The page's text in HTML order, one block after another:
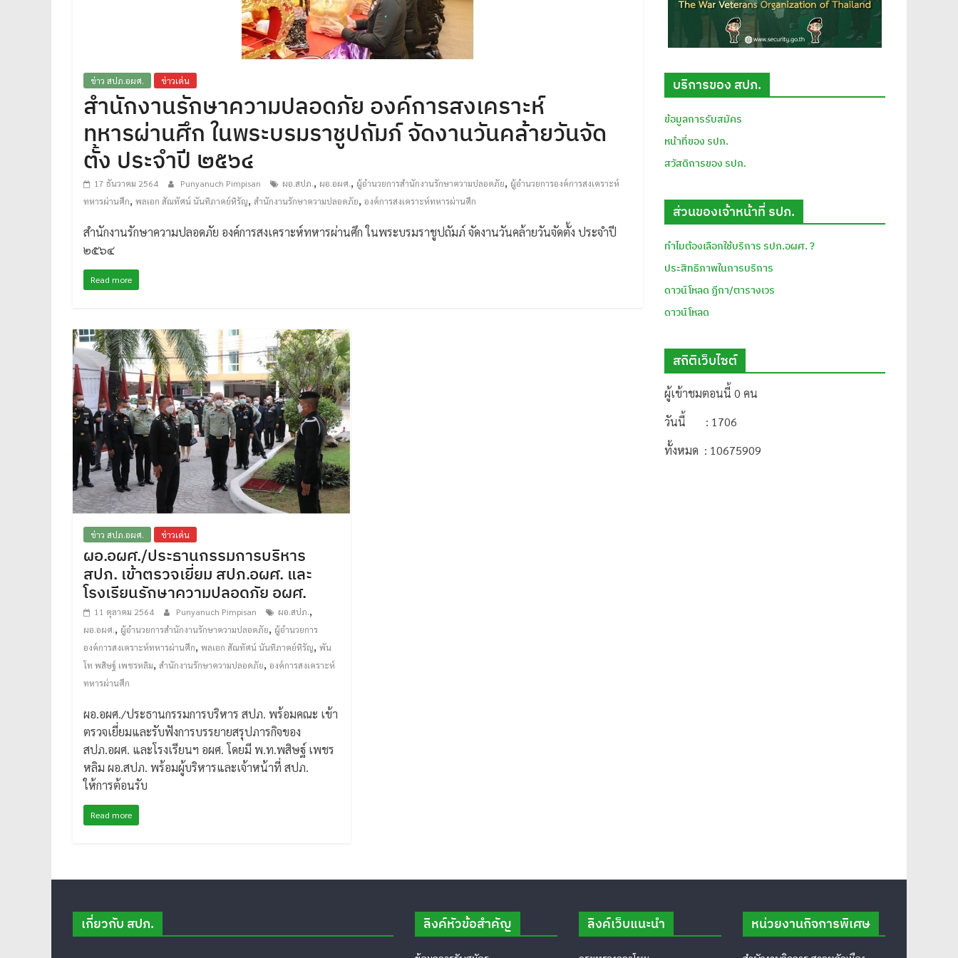
ไทย ข่าว สปภ.อผศ. ข่าวเด่น
สำนักงานรักษาความปลอดภัย องค์การสงเคราะห์
ทหารผ่านศึก ในพระบรมราชูปถัมภ์ จัดงานวันคล้ายวันจัด
ตั้ง ประจำปี ๒๕๖๔
17 ธันวาคม 2564 Punyanuch Pimpisan ผอ.สปภ., ผอ.อผศ., ผู้อำนวยการสำนักงานรักษาความปลอดภัย, ผู้อำนวยการองค์การสงเคราะห์
ทหารผ่านศึก, พลเอก สัณทัศน์ นันทิภาคย์หิรัญ, สำนักงานรักษาความปลอดภัย, องค์การสงเคราะห์ทหารผ่านศึก
สำนักงานรักษาความปลอดภัย องค์การสงเคราะห์ทหารผ่านศึก ในพระบรมราชูปถัมภ์ จัดงานวันคล้ายวันจัดตั้ง ประจำปี
๒๕๖๔
Read more
ข่าว สปภ.อผศ. ข่าวเด่น
ผอ.อผศ./ประธานกรรมการบริหาร
สปภ. เข้าตรวจเยี่ยม สปภ.อผศ. และ
โรงเรียนรักษาความปลอดภัย อผศ.
11 ตุลาคม 2564 Punyanuch Pimpisan ผอ.สปภ.,
ผอ.อผศ., ผู้อำนวยการสำนักงานรักษาความปลอดภัย, ผู้อำนวยการ
องค์การสงเคราะห์ทหารผ่านศึก, พลเอก สัณทัศน์ นันทิภาคย์หิรัญ, พัน
โท พสิษฐ์ เพชรหลิม, สำนักงานรักษาความปลอดภัย, องค์การสงเคราะห์
ทหารผ่านศึก
ผอ.อผศ./ประธานกรรมการบริหาร สปภ. พร้อมคณะ เข้า
ตรวจเยี่ยมและรับฟังการบรรยายสรุปภารกิจของ
สปภ.อผศ. และโรงเรียนฯ อผศ. โดยมี พ.ท.พสิษฐ์ เพชร
หลิม ผอ.สปภ. พร้อมผู้บริหารและเจ้าหน้าที่ สปภ.
ให้การต้อนรับ
Read more
บริการของ สปภ.
ข้อมูลการรับสมัคร
หน้าที่ของ รปภ.
สวัสดิการของ รปภ.
ส่วนของเจ้าหน้าที่ รปภ.
ทำไมต้องเลือกใช้บริการ รปภ.อผศ. ?
ประสิทธิภาพในการบริการ
ดาวน์โหลด ฏีกา/ตารางเวร
ดาวน์โหลด
สถิติเว็บไซต์
ผู้เข้าชมตอนนี้ 0 คน
วันนี้ : 1706
ทั้งหมด : 10675909
เกี่ยวกับ สปภ. ลิงค์หัวข้อสำคัญ ลิงค์เว็บแนะนำ หน่วยงานกิจการพิเศษ